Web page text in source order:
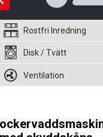
Rostfri Inredning
Disk / Tvätt
Ventilation